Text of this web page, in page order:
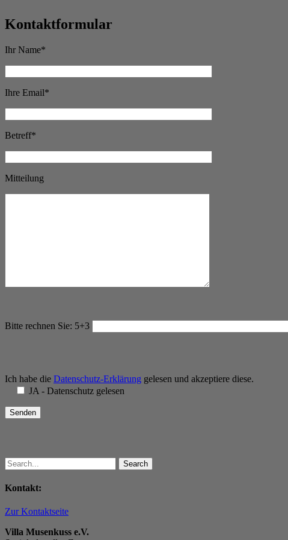
Kontaktformular
Ihr Name*
Ihre Email*
Betreff*
Mitteilung
Bitte rechnen Sie: 5+3
Ich habe die Datenschutz-Erklärung gelesen und akzeptiere diese.
JA - Datenschutz gelesen
Search
Kontakt:
Zur Kontaktseite
Villa Musenkuss e.V.